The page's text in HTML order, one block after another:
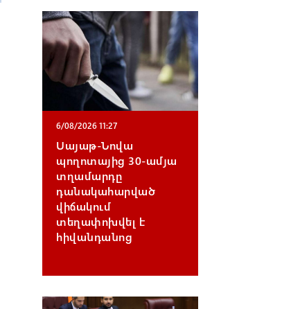
6/08/2026 11:27
Սայաթ-Նովա
պողոտայից 30-ամյա
տղամարդը
դանակահարված
վիճակում
տեղափոխվել է
հիվանդանոց